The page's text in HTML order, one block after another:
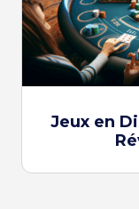
Jeux en